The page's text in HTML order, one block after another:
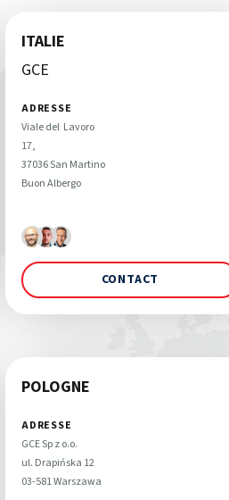
ITALIE
GCE
ADRESSE
Viale del  Lavoro
17,
37036 San Martino
Buon Albergo
CONTACT
POLOGNE
ADRESSE
GCE Sp z o.o.
ul. Drapińska 12
03-581 Warszawa